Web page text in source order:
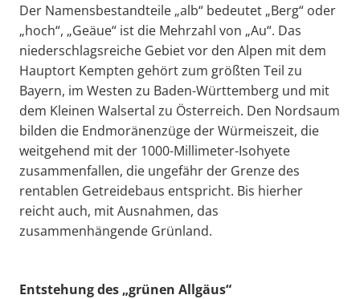
Der Namensbestandteile „alb“ bedeutet „Berg“ oder
„hoch“, „Geäue“ ist die Mehrzahl von „Au“. Das
niederschlagsreiche Gebiet vor den Alpen mit dem
Hauptort Kempten gehört zum größten Teil zu
Bayern, im Westen zu Baden-Württemberg und mit
dem Kleinen Walsertal zu Österreich. Den Nordsaum
bilden die Endmoränenzüge der Würmeiszeit, die
weitgehend mit der 1000-Millimeter-Isohyete
zusammenfallen, die ungefähr der Grenze des
rentablen Getreidebaus entspricht. Bis hierher
reicht auch, mit Ausnahmen, das
zusammenhängende Grünland.
Entstehung des „grünen Allgäus“